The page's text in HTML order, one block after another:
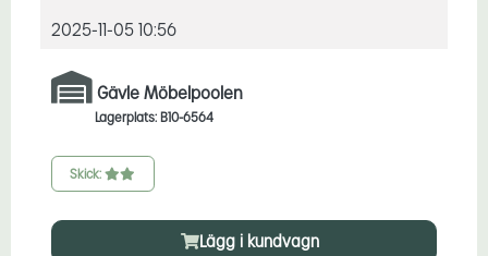
2025-11-05 10:56
Gävle Möbelpoolen
Lagerplats: B10-6564
Skick:
Lägg i kundvagn